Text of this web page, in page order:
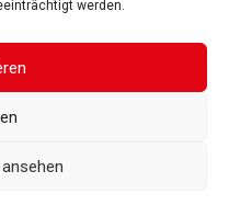
werden.
ROSGARTENSTRASSE
Alle Rechte vorbehalten